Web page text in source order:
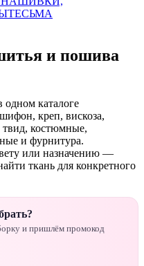
ТЕСЬМА
и пошива
одном каталоге
креп, вискоза,
твид, костюмные,
и фурнитура.
или назначению —
ткань для конкретного
и пришлём промокод